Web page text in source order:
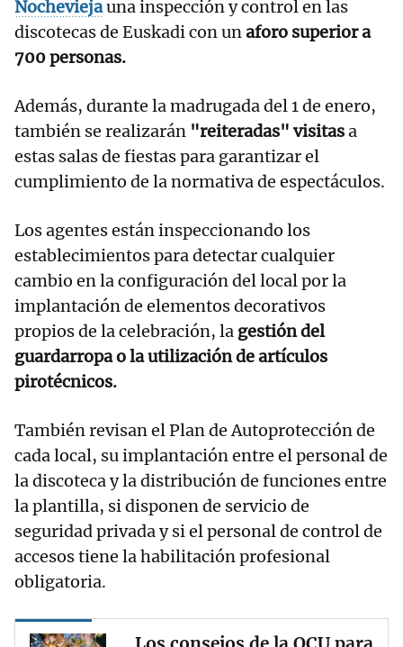
Nocheviejauna inspección y control en las
discotecas de Euskadi con unaforo superior a
700 personas.
Además, durante la madrugada del 1 de enero,
también se realizarán "reiteradas" visitasa
estas salas de fiestas para garantizar el
cumplimiento de la normativa de espectáculos.
Los agentes están inspeccionando los
establecimientos para detectar cualquier
cambio en la configuración del local por la
implantación de elementos decorativos
propios de la celebración, la gestión del
guardarropa o la utilización de artículos
pirotécnicos.
También revisan el Plan de Autoprotección de
cada local, su implantación entre el personal de
la discoteca y la distribución de funciones entre
la plantilla, si disponen de servicio de
seguridad privada y si el personal de control de
accesos tiene la habilitación profesional
obligatoria.